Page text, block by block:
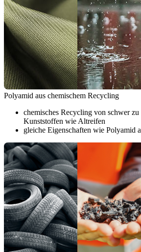
Polyamid aus chemischem Recycling
chemisches Recycling von schwer zu
Kunststoffen wie Altreifen
gleiche Eigenschaften wie Polyamid